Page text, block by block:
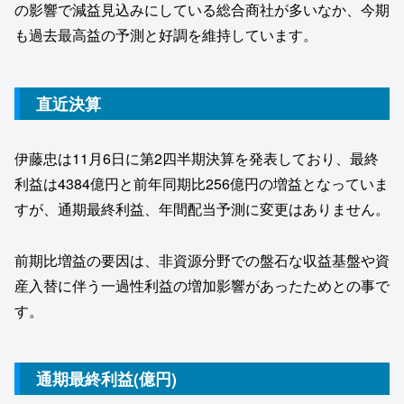
の影響で減益見込みにしている総合商社が多いなか、今期
も過去最高益の予測と好調を維持しています。
直近決算
伊藤忠は11月6日に第2四半期決算を発表しており、最終
利益は4384億円と前年同期比256億円の増益となっていま
すが、通期最終利益、年間配当予測に変更はありません。
前期比増益の要因は、非資源分野での盤石な収益基盤や資
産入替に伴う一過性利益の増加影響があったためとの事で
す。
通期最終利益(億円)